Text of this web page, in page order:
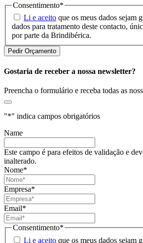
Consentimento*
Li e aceito que os meus dados sejam
dados para tratamento deste contacto,
por parte da Brindibérica.
Gostaria de receber a nossa newsletter?
Preencha o formulário e receba todas as
"*" indica campos obrigatórios
Name
Este campo é para efeitos de validação e
inalterado.
Nome*
Empresa*
Email*
Consentimento*
Li e aceito que os meus dados sejam